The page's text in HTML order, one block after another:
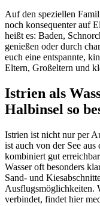
Auf den speziellen
noch konsequenter auf
heißt es: Baden,
genießen oder durch
euch eine entspannte,
Eltern, Großeltern und
Istrien als
Halbinsel so
Istrien ist nicht nur per
ist auch von der See
kombiniert gut
Wasser oft besonders
Sand- und
Ausflugsmöglichkeiten.
verbindet, findet hier